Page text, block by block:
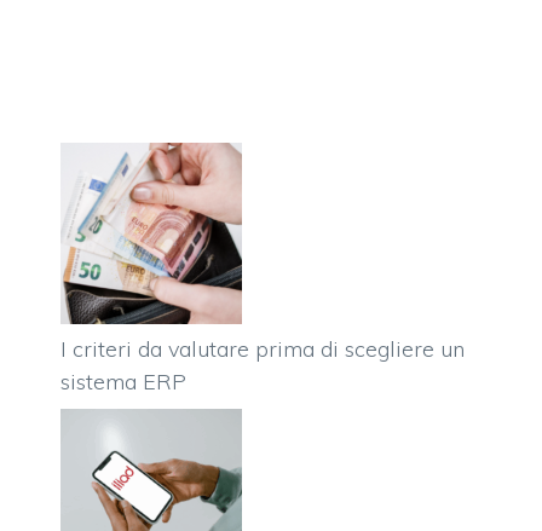
I criteri da valutare prima di scegliere un
sistema ERP